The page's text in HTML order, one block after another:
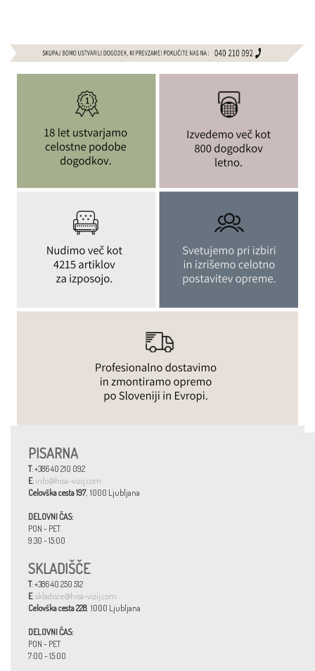
PISARNA
T: +386 40 210 092
E: info@hisa-vizij.com
Celovška cesta 197, 1000 Ljubljana
DELOVNI ČAS:
PON - PET
9:30 - 15:00
SKLADIŠČE
T: +386 40 250 512
E:skladisce@hisa-vizij.com
Celovška cesta 228, 1000 Ljubljana
DELOVNI ČAS:
PON - PET
7:00 - 15:00